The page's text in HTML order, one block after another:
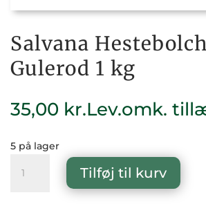
Salvana
Gulerod 1 kg
35,00 kr.Lev.omk.
5 på lager
Hestebolcher
Tilføj til kurv